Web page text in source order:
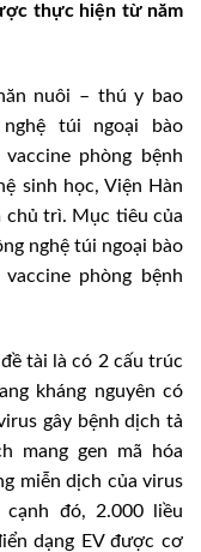
thực hiện từ năm
nuôi – thú y bao
túi ngoại bào
phòng bệnh
sinh học, Viện Hàn
chủ trì. Mục tiêu của
nghệ túi ngoại bào
phòng bệnh
tài là có 2 cấu trúc
kháng nguyên có
gây bệnh dịch tả
mang gen mã hóa
miễn dịch của virus
đó, 2.000 liều
dạng EV được cơ